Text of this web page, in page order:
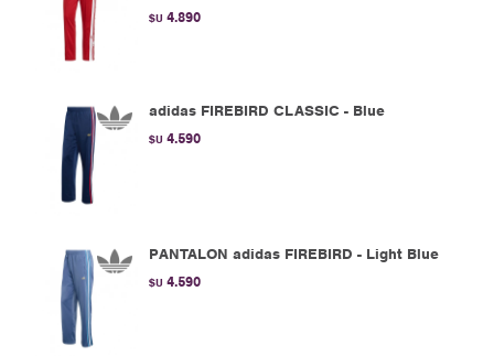
$U 4.890
adidas FIREBIRD CLASSIC - Blue
$U 4.590
PANTALON adidas FIREBIRD - Light Blue
$U 4.590